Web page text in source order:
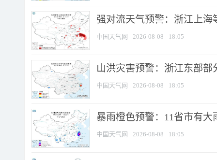
强对流天气预警：浙江上海
中国天气网 2026-08-08 18:05
山洪灾害预警：浙江东部
中国天气网 2026-08-08 18:05
暴雨橙色预警：11省市有
中国天气网 2026-08-08 18:05